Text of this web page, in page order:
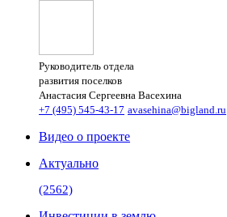
Руководитель отдела
развития поселков
Анастасия Сергеевна Васехина
+7 (495) 545-43-17 avasehina@bigland.ru
Видео о проекте
Актуально
(2562)